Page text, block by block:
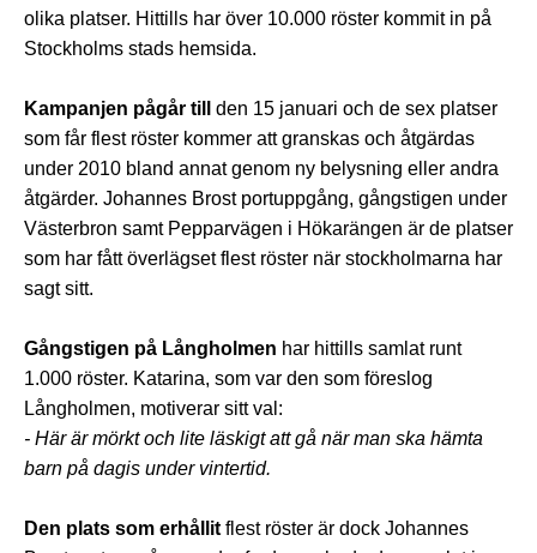
olika platser. Hittills har över 10.000 röster kommit in på
Stockholms stads hemsida.
Kampanjen pågår till
den 15 januari och de sex platser
som får flest röster kommer att granskas och åtgärdas
under 2010 bland annat genom ny belysning eller andra
åtgärder. Johannes Brost portuppgång, gångstigen under
Västerbron samt Pepparvägen i Hökarängen är de platser
som har fått överlägset flest röster när stockholmarna har
sagt sitt.
Gångstigen på Långholmen har hittills samlat runt
1.000 röster. Katarina, som var den som föreslog
Långholmen, motiverar sitt val:
- Här är mörkt och lite läskigt att gå när man ska hämta
barn på dagis under vintertid.
Den plats som erhållit flest röster är dock Johannes